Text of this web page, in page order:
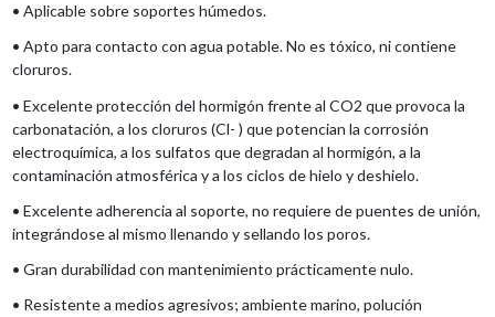
• Aplicable sobre soportes húmedos.
• Apto para contacto con agua potable. No es tóxico, ni contiene
cloruros.
• Excelente protección del hormigón frente al CO2 que provoca la
carbonatación, a los cloruros (Cl- ) que potencian la corrosión
electroquímica, a los sulfatos que degradan al hormigón, a la
contaminación atmosférica y a los ciclos de hielo y deshielo.
• Excelente adherencia al soporte, no requiere de puentes de unión,
integrándose al mismo llenando y sellando los poros.
• Gran durabilidad con mantenimiento prácticamente nulo.
• Resistente a medios agresivos; ambiente marino, polución